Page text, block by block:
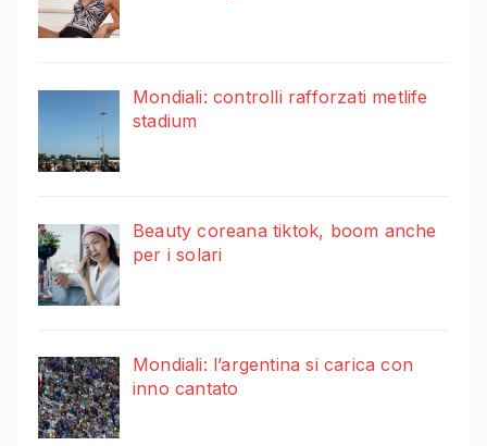
Mondiali: controlli rafforzati metlife
stadium
Beauty coreana tiktok, boom anche
per i solari
Mondiali: l’argentina si carica con
inno cantato